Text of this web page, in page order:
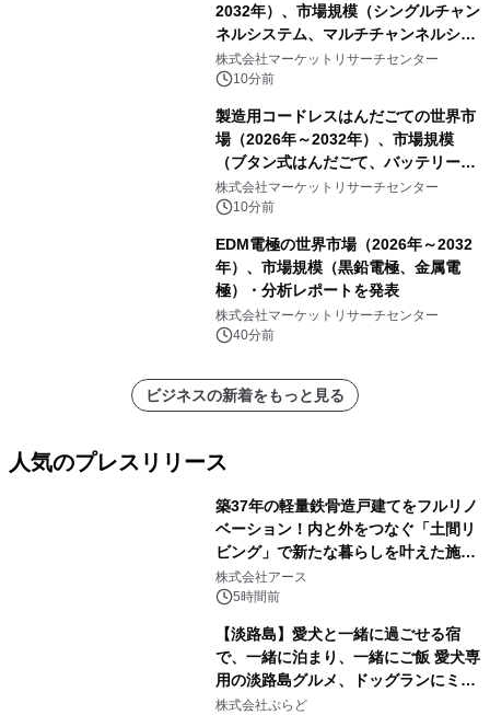
2032年）、市場規模（シングルチャン
ネルシステム、マルチチャンネルシス
テム）・分析レポートを発表
株式会社マーケットリサーチセンター
10分前
製造用コードレスはんだごての世界市
場（2026年～2032年）、市場規模
（ブタン式はんだごて、バッテリー式
はんだごて、その他）・分析レポート
を発表
株式会社マーケットリサーチセンター
10分前
EDM電極の世界市場（2026年～2032
年）、市場規模（黒鉛電極、金属電
極）・分析レポートを発表
株式会社マーケットリサーチセンター
40分前
ビジネスの新着をもっと見る
人気のプレスリリース
築37年の軽量鉄骨造戸建てをフルリノ
ベーション！内と外をつなぐ「土間リ
ビング」で新たな暮らしを叶えた施工
事例を株式会社アースが公開
株式会社アース
5時間前
【淡路島】愛犬と一緒に過ごせる宿
で、一緒に泊まり、一緒にご飯 愛犬専
用の淡路島グルメ、ドッグランにミニ
プール グランピングとトレーラーハウ
株式会社ぷらど